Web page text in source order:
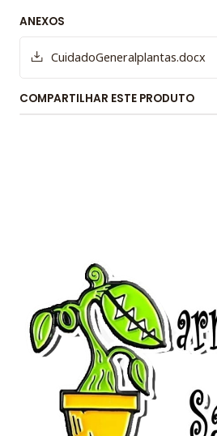
ANEXOS
CuidadoGeneralplantas.docx
COMPARTILHAR ESTE PRODUTO